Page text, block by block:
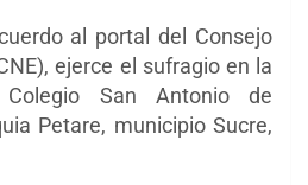
al portal del Consejo
ejerce el sufragio en la
Colegio San Antonio de
Petare, municipio Sucre,